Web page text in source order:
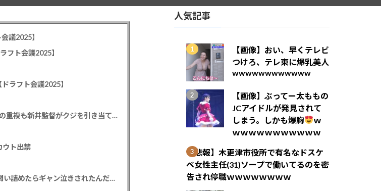
議2025】
フト会議2025】
ラフト会議2025】
カープドラ1平川蓮！187cmのスイッチヒッター！立石正広を外し2度目の重複も新井監督がクジを引き当てる！【ドラフト会議2025】
ウト出禁
【悲報】彼女「ごめん！俺くんの貯金、情報商材に使っちゃった」→…問い詰めたらギャン泣きされたんだが俺が悪いのか？
人気記事
【画像】おい、早くテレビ
つけろ、テレ東に爆乳美人
wwwwwwwwwwww
【画像】ぶってー太ももの
JCアイドルが発見されて
しまう。しかも爆胸
ｗ
ｗｗｗｗｗｗｗｗｗｗｗ
【悲報】木更津市役所で有名なドスケ
ベ女性主任(31)ソープで働いてるのを密
告され停職ｗｗｗｗｗｗｗｗ